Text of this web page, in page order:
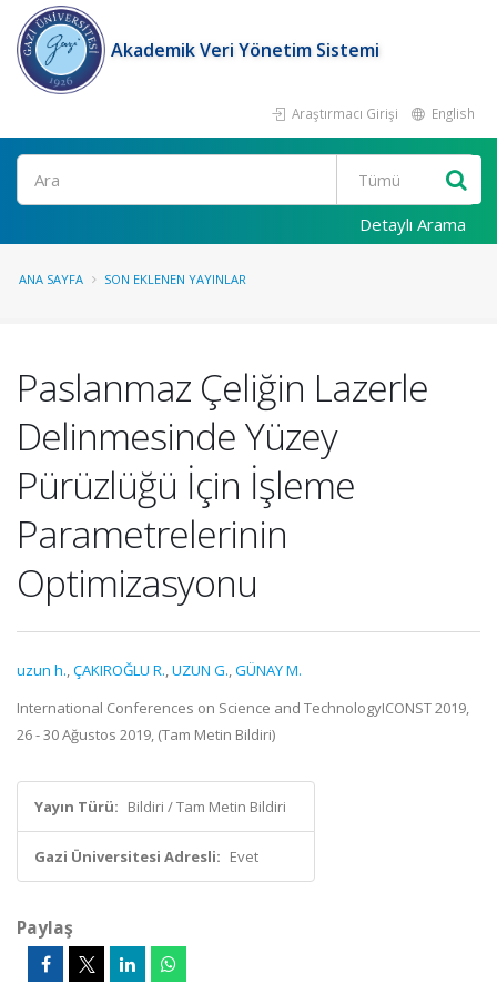
Akademik Veri Yönetim Sistemi
Araştırmacı Girişi English
Ara
Detaylı Arama
ANA SAYFA SON EKLENEN YAYINLAR
Paslanmaz Çeliğin Lazerle
Delinmesinde Yüzey
Pürüzlüğü İçin İşleme
Parametrelerinin
Optimizasyonu
uzun h.,ÇAKIROĞLU R.,UZUN G.,GÜNAY M.
International Conferences on Science and TechnologyICONST 2019,
26 - 30 Ağustos 2019, (Tam Metin Bildiri)
Yayın Türü: Bildiri / Tam Metin Bildiri
Gazi Üniversitesi Adresli: Evet
Paylaş